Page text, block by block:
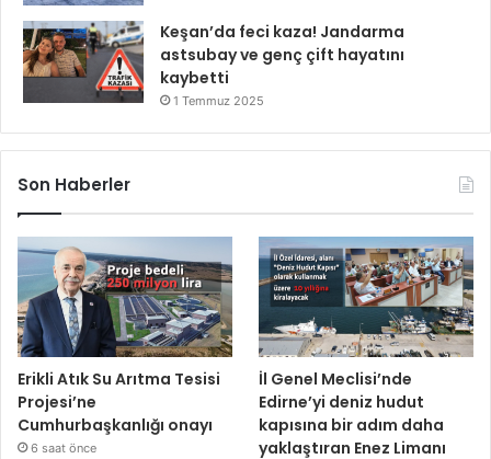
Keşan’da feci kaza! Jandarma
astsubay ve genç çift hayatını
kaybetti
1 Temmuz 2025
Son Haberler
Erikli Atık Su Arıtma Tesisi
Projesi’ne
Cumhurbaşkanlığı onayı
6 saat önce
İl Genel Meclisi’nde
Edirne’yi deniz hudut
kapısına bir adım daha
yaklaştıran Enez Limanı